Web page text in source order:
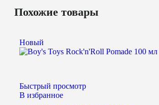
Похожие товары
Новый
Быстрый просмотр
В избранное